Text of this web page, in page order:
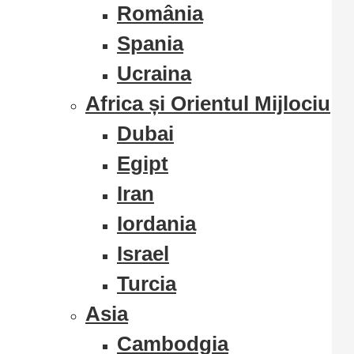
România
Spania
Ucraina
Africa și Orientul Mijlociu
Dubai
Egipt
Iran
Iordania
Israel
Turcia
Asia
Cambodgia